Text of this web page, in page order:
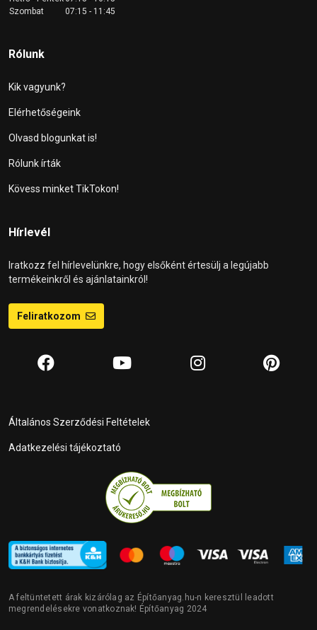
Szombat
07:15 - 11:45
Rólunk
Kik vagyunk?
Elérhetőségeink
Olvasd blogunkat is!
Rólunk írták
Kövess minket TikTokon!
Hírlevél
Iratkozz fel hírlevelünkre, hogy elsőként értesülj a legújabb
termékeinkről és ajánlatainkról!
Feliratkozom
Általános Szerződési Feltételek
Adatkezelési tájékoztató
A feltüntetett árak kizárólag az Építőanyag.hu-n keresztül leadott
megrendelésekre vonatkoznak! Építőanyag 2024